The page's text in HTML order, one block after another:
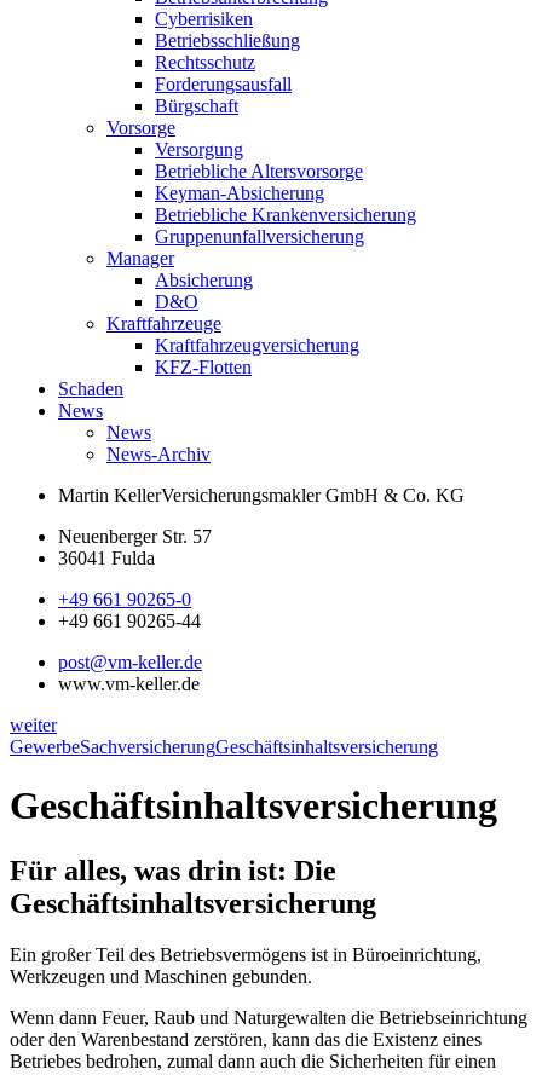
Cyberrisiken
Betriebsschließung
Rechtsschutz
Forderungsausfall
Bürgschaft
Vorsorge
Versorgung
Betriebliche Altersvorsorge
Keyman-Absicherung
Betriebliche Krankenversicherung
Gruppenunfallversicherung
Manager
Absicherung
D&O
Kraftfahrzeuge
Kraftfahrzeugversicherung
KFZ-Flotten
Schaden
News
News
News-Archiv
Martin KellerVersicherungsmakler GmbH & Co. KG
Neuenberger Str. 57
36041 Fulda
+49 661 90265-0
+49 661 90265-44
post@vm-keller.de
www.vm-keller.de
weiter
GewerbeSachversicherungGeschäftsinhaltsversicherung
Geschäftsinhaltsversicherung
Für alles, was drin ist: Die
Geschäftsinhaltsversicherung
Ein großer Teil des Betriebsvermögens ist in Büroeinrichtung,
Werkzeugen und Maschinen gebunden.
Wenn dann Feuer, Raub und Naturgewalten die Betriebseinrichtung
oder den Warenbestand zerstören, kann das die Existenz eines
Betriebes bedrohen, zumal dann auch die Sicherheiten für einen